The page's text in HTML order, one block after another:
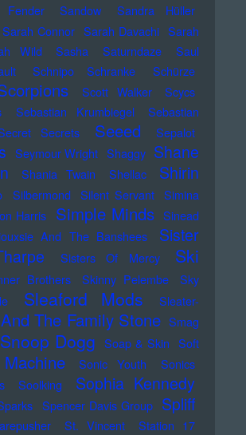
Sandow Sandra Hüller
Sarah Connor Sarah Davachi Sarah
Wild Sasha Saturndaze
Saul
Schnipo Schranke Schürze
Scott Walker
Scycs
Sebastian Krumbiegel
Sebastian
Secrets Seeed Sepalot
Seymour Wright Shaggy Shane
Shania Twain Shellac
Shirin
Silbermond Silent Servant Simina
Harris Simple Minds Sinead
And The Banshees
Sister
Sisters Of Mercy
Ski
Brothers Skinny Pelembe
Sky
Sleaford Mods
Sleater-
The Family Stone Smag
Snoop Dogg Soap & Skin Soft
Sonic Youth
Sonics
Soolking Sophia Kennedy
Spencer Davis Group Spliff
St. Vincent
Station 17